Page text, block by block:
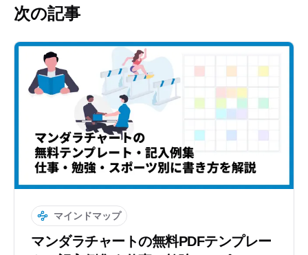
次の記事
マインドマップ
マンダラチャートの無料PDFテンプレー